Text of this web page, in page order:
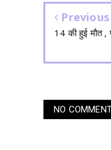
Previous
14 की हुई मौत
NO